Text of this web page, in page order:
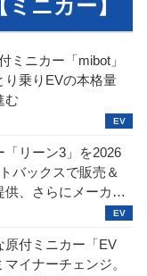
ニカー】
ミニカー「mibot」
り乗りEVの本格量
む
「リーン3」を2026
バックスで販売＆
、さらにメーカー
原付ミニカー「EV
イナーチェンジ。